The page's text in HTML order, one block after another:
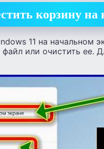
корзину
11 на начальном
файл или очистить ее.